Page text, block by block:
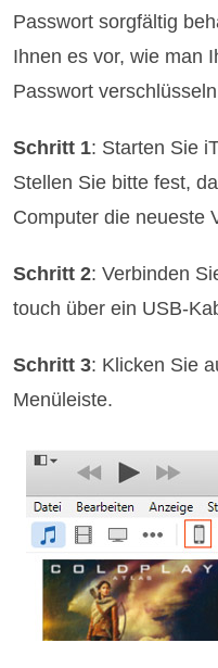
Passwort sorgfältig
Ihnen es vor, wie man
Passwort
Schritt 1: Starten Sie
Stellen Sie bitte fest,
Computer die neueste
Schritt 2: Verbinden
touch über ein USB-
Schritt 3: Klicken Sie
Menüleiste.